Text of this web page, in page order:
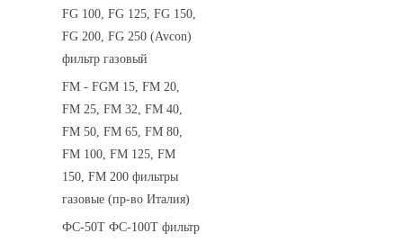
FG 100, FG 125, FG 150,
FG 200, FG 250 (Avcon)
фильтр газовый
FM - FGM 15, FM 20,
FM 25, FM 32, FM 40,
FM 50, FM 65, FM 80,
FM 100, FM 125, FM
150, FM 200 фильтры
газовые (пр-во Италия)
ФС-50Т ФС-100Т фильтр